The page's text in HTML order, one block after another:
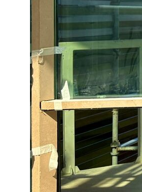
Свидетельство о
регистрации СМИ ЭЛ №
ФС77-84346 от 08.12.2022
ISSN 3033-9081
ВКонтакте
Youtube
RuTube
Главная
Телеграмм
Макс
ОК
Дзен
Новости
Афиша
Архив